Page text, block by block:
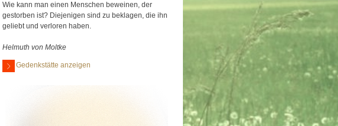
Wie kann man einen Menschen beweinen, der
gestorben ist? Diejenigen sind zu beklagen, die ihn
geliebt und verloren haben.
Helmuth von Moltke
Gedenkstätte anzeigen